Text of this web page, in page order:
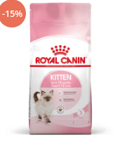
-15%